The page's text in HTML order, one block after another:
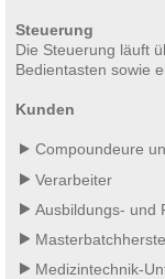
Steuerung
Die Steuerung läuft
Bedientasten sowie
Kunden
Compoundeure
Verarbeiter
Ausbildungs- und
Medizintechnik-